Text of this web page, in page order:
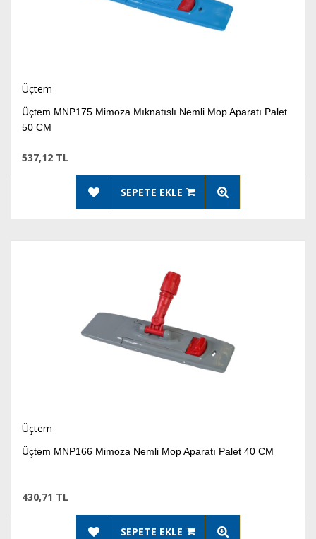
Üçtem
Üçtem MNP175 Mimoza Mıknatıslı Nemli Mop Aparatı Palet
50 CM
537,12 TL
SEPETE EKLE
Üçtem
Üçtem MNP166 Mimoza Nemli Mop Aparatı Palet 40 CM
430,71 TL
SEPETE EKLE